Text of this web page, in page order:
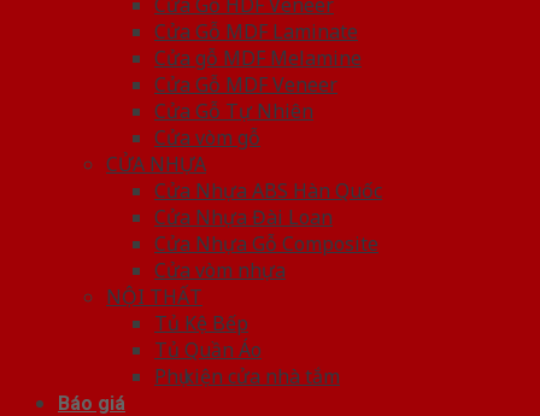
Cửa Gỗ MDF Laminate
Cửa gỗ MDF Melamine
Cửa Gỗ MDF Veneer
Cửa Gỗ Tự Nhiên
Cửa vòm gỗ
CỬA NHỰA
Cửa Nhựa ABS Hàn Quốc
Cửa Nhựa Đài Loan
Cửa Nhựa Gỗ Composite
Cửa vòm nhựa
NỘI THẤT
Tủ Kệ Bếp
Tủ Quần Áo
Phụ kiện cửa nhà tắm
Báo giá